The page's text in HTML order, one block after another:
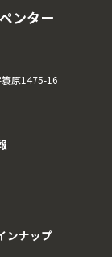
ンター
原1475-16
ンナップ